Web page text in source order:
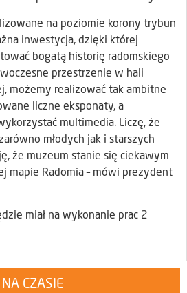
na poziomie korony trybun
inwestycja, dzięki której
bogatą historię radomskiego
przestrzenie w hali
możemy realizować tak ambitne
liczne eksponaty, a
multimedia. Liczę, że
młodych jak i starszych
że muzeum stanie się ciekawym
mapie Radomia – mówi prezydent
miał na wykonanie prac 2
NA CZASIE